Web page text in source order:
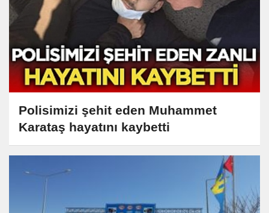
Polisimizi şehit eden Muhammet
Karataş hayatını kaybetti